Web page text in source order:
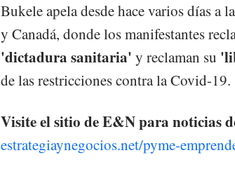
Bukele apela desde hace varios días a
y Canadá, donde los manifestantes
'dictadura sanitaria' y reclaman su
de las restricciones contra la Covid-19.
Visite el sitio de E&N para noticias
estrategiaynegocios.net/pyme-